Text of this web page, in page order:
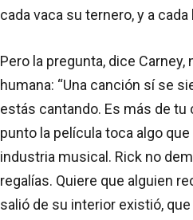
cada vaca su ternero, y a cada
Pero la pregunta, dice
humana: “Una canción sí se
estás cantando. Es más de tu
punto la película toca algo que
industria musical. Rick no
regalías. Quiere que alguien
salió de su interior existió,